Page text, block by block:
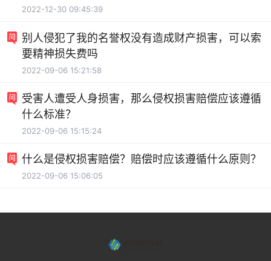
2022-12-30 09:45:39
别人侵犯了我的名誉权没有造成财产损害，可以索
要精神损失费吗
2022-09-06 15:21:58
受害人遭受人身损害，那么侵权损害赔偿应该遵循
什么标准？
2022-09-06 15:15:24
什么是侵权损害赔偿？赔偿时应该遵循什么原则？
2022-09-06 15:06:05